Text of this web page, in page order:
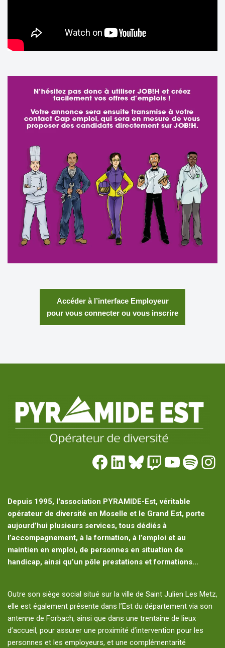
Accéder à l’interface Employeur
pour vous connecter ou vous inscrire
Depuis 1995, l'association PYRAMIDE-Est, véritable
opérateur de diversité en Moselle et le Grand Est, porte
aujourd’hui plusieurs services, tous dédiés à
l’accompagnement, à la formation, à l’emploi et au
maintien en emploi, de personnes en situation de
handicap, ainsi qu’un pôle prestations et formations…
Outre son siège social situé sur la ville de Saint Julien Les Metz,
elle est également présente dans l’Est du département via son
antenne de Forbach, ainsi que dans une trentaine de lieux
d’accueil, pour assurer une proximité d’intervention pour les
personnes et les employeurs, et une complémentarité